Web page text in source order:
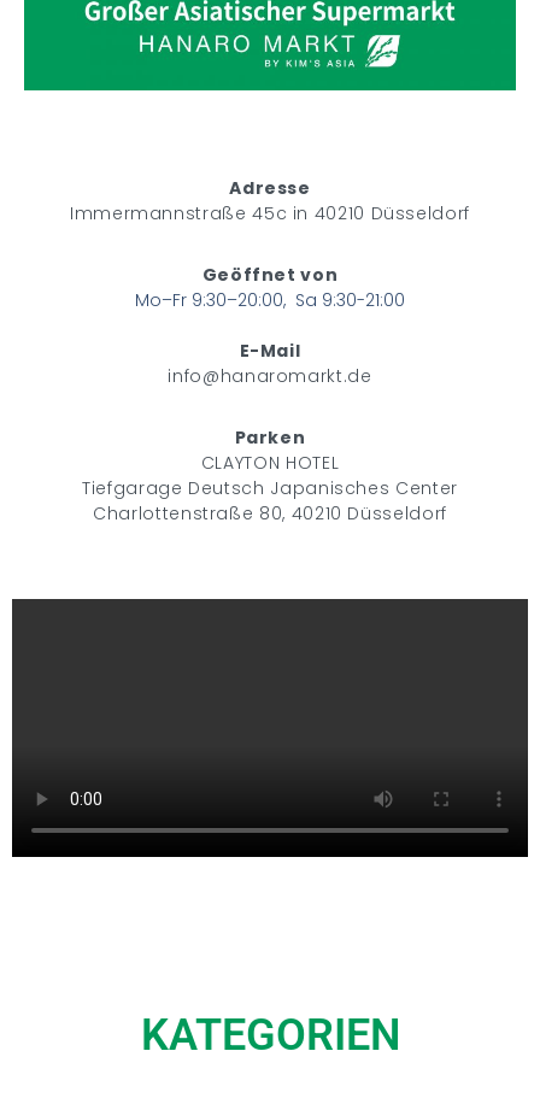
Adresse
Immermannstraße 45c in 40210 Düsseldorf
Geöffnet von
Mo–Fr 9:30–20:00, Sa 9:30-21:00
E-Mail
info@hanaromarkt.de
Parken
CLAYTON HOTEL
Tiefgarage Deutsch Japanisches Center
Charlottenstraße 80, 40210 Düsseldorf
KATEGORIEN